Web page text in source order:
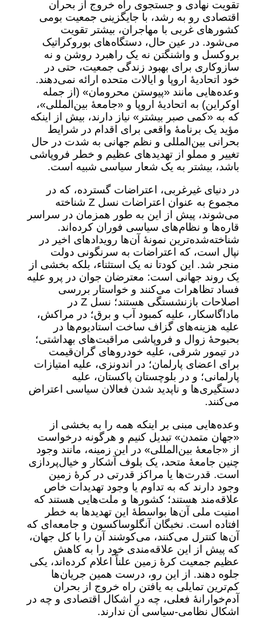
تقویت نهادی و جستجوی راه خروج از بحران
اقتصادی رو به رشد، با جایگزینی جمعیت بومی
کشورهای غربی با مهاجران، بیشتر تقویت
می‌شود. در عین حال، دستگاه‌های بوروکراتیک
بروکسل و واشنگتن نه یک راهبرد روشن و نه
سازوکاری برای بهبود زندگی جمعیت، حتی در
خود اتحادیۀ اروپا و ایالات متحده ارائه نمی‌دهند.
وعده‌هایی مانند «پیوستن محرومان» (از جمله
اوکراین) به اتحادیۀ اروپا و «جامعۀ بین‌المللی»،
که به «کمی صبر بیشتر» نیاز دارند، بیش از اینکه
مؤید یک برنامۀ واقعی برای اقدام در شرایط
بحرانی بین‌المللی و نظم جهانی به شدت در حال
تغییر و مملو از تهدیدهای عظیم و خطر فروپاشی
باشد، بیشتر به یک شعار سیاسی شبیه است.
در دنیای غیرغربی، اعتراضات گسترده، که در
مجموع به عنوان اعتراضات نسل Z شناخته
می‌شوند، پیش از این به طور همزمان در سراسر
قاره‌ها و نظام‌های سیاسی فوران کرده‌اند.
شناخته‌شده‌ترین نمونۀ آن‌ها رویدادهای اخیر در
نپال است، که اعتراضات به سرنگونی دولت
منجر شد. این کودتا نه یک استثناء، بلکه بخشی از
یک روند جهانی است: معترضان جوان در پرو علیه
فساد تظاهرات می‌کنند و خواستار بررسی
اصلاحات بازنشستگی هستند؛ نسل Z در
ماداگاسکار، علیه کمبود آب و برق؛ در مراکش،
علیه هزینه‌های گزاف ساخت استادیوم‌ها در
بحبوحۀ زوال و فروپاشی مراقبت‌های بهداشتی؛
در تیمور شرقی، علیه خودروهای گران‌قیمت
برای اعضای پارلمان؛ در اندونزی، علیه امتیازات
پارلمانی؛ و در بلوچستان پاکستان، علیه
دستگیری‌ها و ناپدید شدن فعالان سیاسی اعتراض
می‌کنند.
وعده‌هایی مبنی بر اینکه همه را به بخشی از
«جهان متمدن» تبدیل کنیم و هرگونه درخواست
از «جامعۀ بین‌المللی» در این زمینه، مانند وجود
چنین جامعۀ متحد، یک بلوف آشکار و خیال‌پردازی
است. قدرت‌ها یا مراکز قدرتی در کرۀ زمین
وجود دارند که به تداوم یا وجود تهدیدات خاص
علاقه‌مند هستند؛ کشورها و ملت‌هایی هستند که
امنیت ملی آن‌ها بواسطۀ این تهدیدها به خطر
افتاده است. نخبگان آنگلوساکسون و جامعه‌ای که
آن‌ها کنترل می‌کنند، می‌کوشند آن را با کل جهان،
که پیش از این علاقه‌مندی خود را به کاهش
عظیم جمعیت کرۀ زمین علناً اعلام کرده‌اند، یکی
جلوه دهند. از این رو، درست همین جریان‌ها
کم‌ترین تمایلی به یافتن راه خروج از بحران
آدم‌خوارانۀ فعلی، چه در اشکال اقتصادی و چه در
اشکال نظامی-سیاسی آن ندارند.